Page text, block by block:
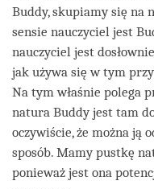
Buddy, skupiamy się na
sensie nauczyciel jest
nauczyciel jest
jak używa się w tym
Na tym właśnie polega
natura Buddy jest tam
oczywiście, że można ją
sposób. Mamy pustkę
ponieważ jest ona